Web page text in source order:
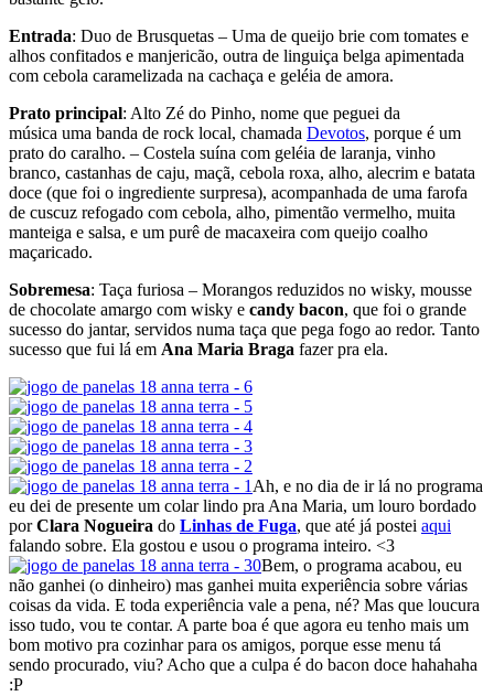
Entrada: Duo de Brusquetas – Uma de queijo brie com tomates e
alhos confitados e manjericão, outra de linguiça belga apimentada
com cebola caramelizada na cachaça e geléia de amora.
Prato principal: Alto Zé do Pinho, nome que peguei da
música uma banda de rock local, chamada Devotos, porque é um
prato do caralho. – Costela suína com geléia de laranja, vinho
branco, castanhas de caju, maçã, cebola roxa, alho, alecrim e batata
doce (que foi o ingrediente surpresa), acompanhada de uma farofa
de cuscuz refogado com cebola, alho, pimentão vermelho, muita
manteiga e salsa, e um purê de macaxeira com queijo coalho
maçaricado.
Sobremesa: Taça furiosa – Morangos reduzidos no wisky, mousse
de chocolate amargo com wisky e candy bacon, que foi o grande
sucesso do jantar, servidos numa taça que pega fogo ao redor. Tanto
sucesso que fui lá em Ana Maria Braga fazer pra ela.
Ah, e no dia de ir lá no programa
eu dei de presente um colar lindo pra Ana Maria, um louro bordado
porClara Nogueira do Linhas de Fuga, que até já postei aqui
falando sobre. Ela gostou e usou o programa inteiro. <3
Bem, o programa acabou, eu
não ganhei (o dinheiro) mas ganhei muita experiência sobre várias
coisas da vida. E toda experiência vale a pena, né? Mas que loucura
isso tudo, vou te contar. A parte boa é que agora eu tenho mais um
bom motivo pra cozinhar para os amigos, porque esse menu tá
sendo procurado, viu? Acho que a culpa é do bacon doce hahahaha
:P